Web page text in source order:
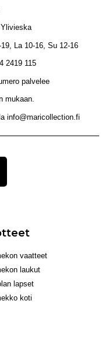
La 10-16, Su 12-16
2419 115
palvelee
mukaan.
info@maricollection.fi
vaatteet
laukut
lapset
koti